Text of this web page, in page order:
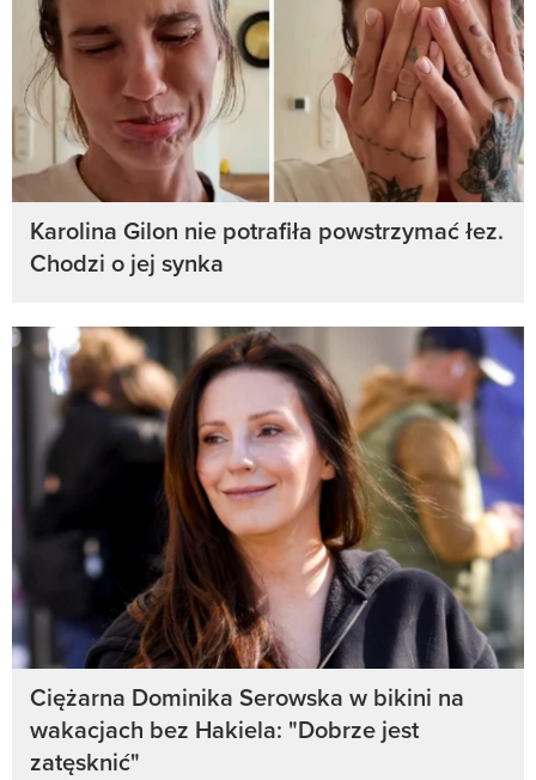
Karolina Gilon nie potrafiła powstrzymać łez.
Chodzi o jej synka
Ciężarna Dominika Serowska w bikini na
wakacjach bez Hakiela: "Dobrze jest
zatęsknić"